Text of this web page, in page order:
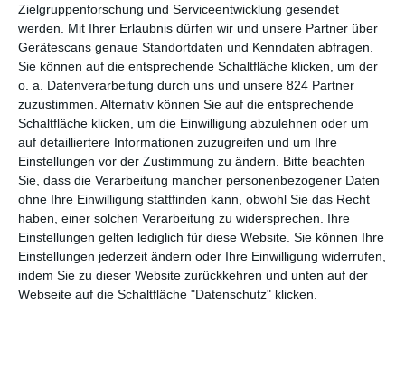
Zielgruppenforschung und Serviceentwicklung gesendet
werden.
Mit Ihrer Erlaubnis dürfen wir und unsere Partner über
Gerätescans genaue Standortdaten und Kenndaten abfragen.
Sie können auf die entsprechende Schaltfläche klicken, um der
o. a. Datenverarbeitung durch uns und unsere 824 Partner
zuzustimmen. Alternativ können Sie auf die entsprechende
Schaltfläche klicken, um die Einwilligung abzulehnen oder um
auf detailliertere Informationen zuzugreifen und um Ihre
Einstellungen vor der Zustimmung zu ändern.
Bitte beachten
Sie, dass die Verarbeitung mancher personenbezogener Daten
ohne Ihre Einwilligung stattfinden kann, obwohl Sie das Recht
haben, einer solchen Verarbeitung zu widersprechen. Ihre
Einstellungen gelten lediglich für diese Website. Sie können Ihre
Einstellungen jederzeit ändern oder Ihre Einwilligung widerrufen,
indem Sie zu dieser Website zurückkehren und unten auf der
Webseite auf die Schaltfläche "Datenschutz" klicken.
Hamlet – All That Live Must Die
Oliver Armknecht Drama UK
Samstag, 8. August 2026
0
Ein Mann aus einer Unternehmerfamilie will den
mutmaßlichen Mord an seinem Vater rächen
6